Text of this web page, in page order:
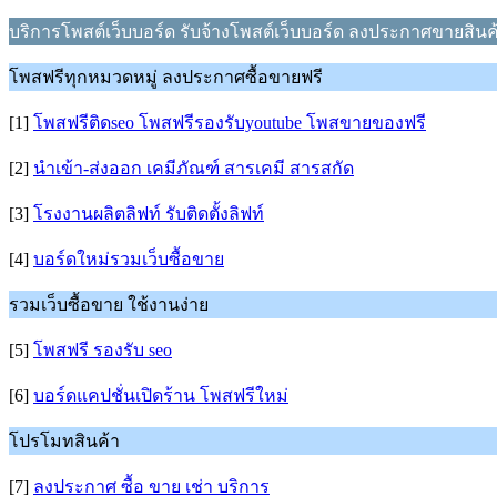
บริการโพสต์เว็บบอร์ด รับจ้างโพสต์เว็บบอร์ด ลงประกาศขายสิน
โพสฟรีทุกหมวดหมู่ ลงประกาศซื้อขายฟรี
[1] โพสฟรีติดseo โพสฟรีรองรับyoutube โพสขายของฟรี
[2] นำเข้า-ส่งออก เคมีภัณฑ์ สารเคมี สารสกัด
[3] โรงงานผลิตลิฟท์ รับติดตั้งลิฟท์
[4] บอร์ดใหม่รวมเว็บซื้อขาย
รวมเว็บซื้อขาย ใช้งานง่าย
[5] โพสฟรี รองรับ seo
[6] บอร์ดแคปชั่นเปิดร้าน โพสฟรีใหม่
โปรโมทสินค้า
[7] ลงประกาศ ซื้อ ขาย เช่า บริการ